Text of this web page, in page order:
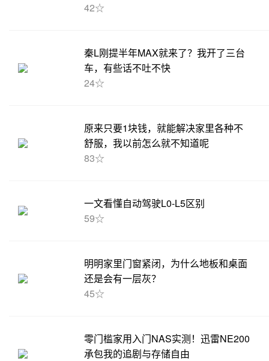
42☆
秦L刚提半年MAX就来了？我开了三台
车，有些话不吐不快
24☆
原来只要1块钱，就能解决家里各种不
舒服，我以前怎么就不知道呢
83☆
一文看懂自动驾驶L0-L5区别
59☆
明明家里门窗紧闭，为什么地板和桌面
还是会有一层灰？
45☆
零门槛家用入门NAS实测！迅雷NE200
承包我的追剧与存储自由